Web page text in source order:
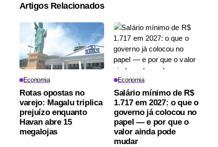
Artigos Relacionados
Economia
Rotas opostas no
varejo: Magalu triplica
prejuízo enquanto
Havan abre 15
megalojas
Economia
Salário mínimo de R$
1.717 em 2027: o que o
governo já colocou no
papel — e por que o
valor ainda pode
mudar